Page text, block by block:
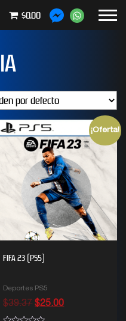
$0.00
¡Oferta!
FIFA 23 (PS5)
Deportes PS5
$39.37 $25.00